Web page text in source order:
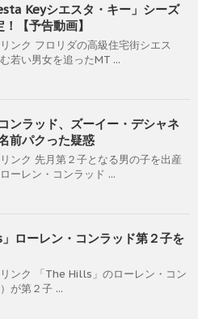
Keyシエスタ・キー」シーズ
【予告動画】
ンク フロリダの高級住宅街シエス
若い男女を追ったMT ...
ンラッド、ズーイー・デシャネ
前パクった疑惑
ンク 先月第２子となる男の子を出産
ーレン・コンラッド ...
ローレン・コンラッド第２子を
ンク 「The Hills」のローレン・コン
が第２子 ...